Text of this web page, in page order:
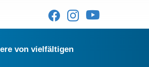
von vielfältigen